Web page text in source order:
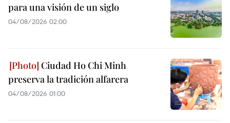
para una visión de un siglo
04/08/2026 02:00
Ciudad Ho Chi Minh
preserva la tradición alfarera
04/08/2026 01:00